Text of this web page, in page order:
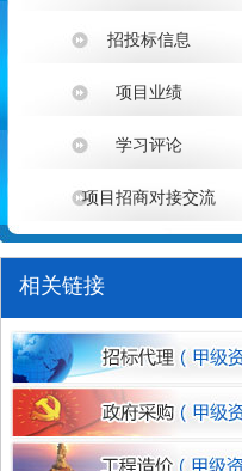
招投标信息
项目业绩
学习评论
项目招商对接交流
相关链接